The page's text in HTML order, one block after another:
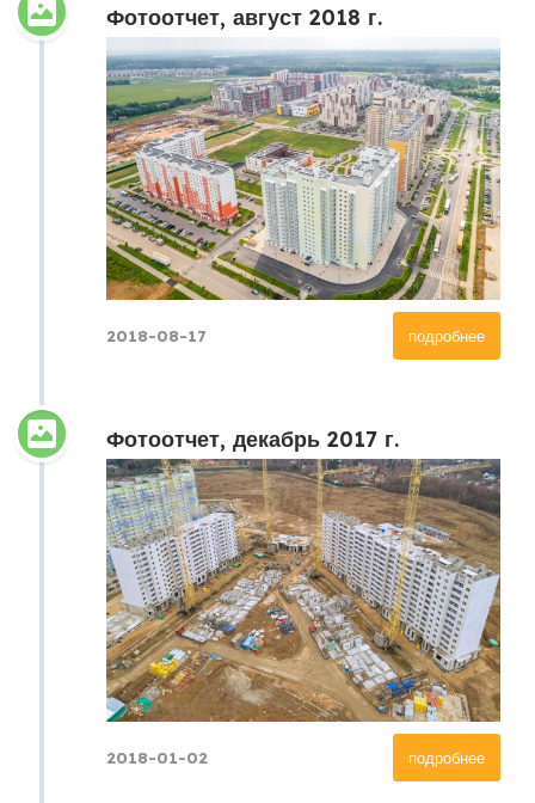
Фотоотчет, август 2018 г.
подробнее
2018-08-17
Фотоотчет, декабрь 2017 г.
подробнее
2018-01-02